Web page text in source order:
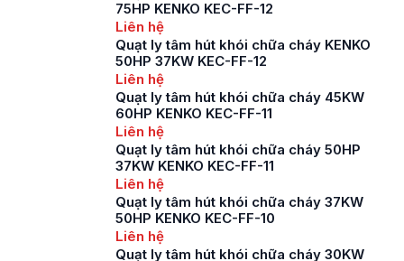
75HP KENKO KEC-FF-12
Liên hệ
Quạt ly tâm hút khói chữa cháy KENKO
50HP 37KW KEC-FF-12
Liên hệ
Quạt ly tâm hút khói chữa cháy 45KW
60HP KENKO KEC-FF-11
Liên hệ
Quạt ly tâm hút khói chữa cháy 50HP
37KW KENKO KEC-FF-11
Liên hệ
Quạt ly tâm hút khói chữa cháy 37KW
50HP KENKO KEC-FF-10
Liên hệ
Quạt ly tâm hút khói chữa cháy 30KW